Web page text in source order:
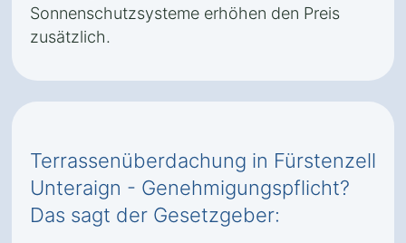
Sonnenschutzsysteme erhöhen den Preis
zusätzlich.
Terrassenüberdachung in Fürstenzell
Unteraign - Genehmigungspflicht?
Das sagt der Gesetzgeber: